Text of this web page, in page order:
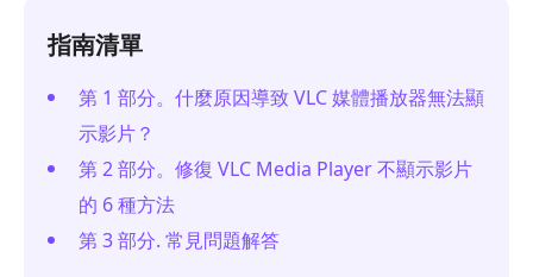
指南清單
第 1 部分。什麼原因導致 VLC 媒體播放器無法顯
示影片？
第 2 部分。修復 VLC Media Player 不顯示影片
的 6 種方法
第 3 部分. 常見問題解答